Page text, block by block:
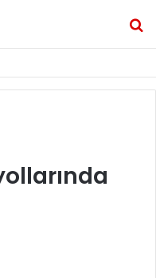
açıqlanıb